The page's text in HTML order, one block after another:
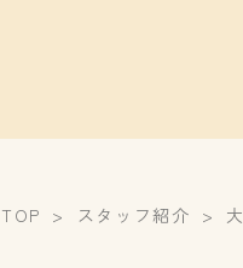
TOP スタッフ紹介